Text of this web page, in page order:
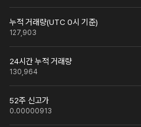
누적 거래량(UTC 0시 기준)
127,903
24시간 누적 거래량
130,964
52주 신고가
0.00000913